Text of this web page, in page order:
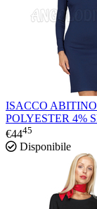
ISACCO
POLYESTER 4%
€4445
Disponibile